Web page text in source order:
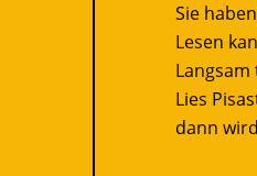
Sie
Lesen
Lies
dann